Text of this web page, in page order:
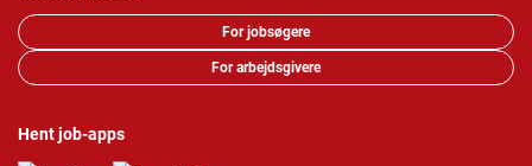
For jobsøgere
For arbejdsgivere
Hent job-apps